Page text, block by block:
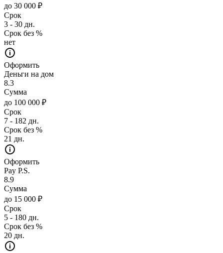
до 30 000 ₽
Срок
3 - 30 дн.
Срок без %
нет
Оформить
Деньги на дом
8.3
Сумма
до 100 000 ₽
Срок
7 - 182 дн.
Срок без %
21 дн.
Оформить
Pay P.S.
8.9
Сумма
до 15 000 ₽
Срок
5 - 180 дн.
Срок без %
20 дн.